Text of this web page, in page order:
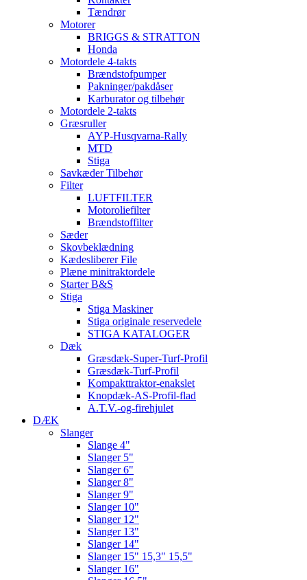
Tændrør
Motorer
BRIGGS & STRATTON
Honda
Motordele 4-takts
Brændstofpumper
Pakninger/pakdåser
Karburator og tilbehør
Motordele 2-takts
Græsruller
AYP-Husqvarna-Rally
MTD
Stiga
Savkæder Tilbehør
Filter
LUFTFILTER
Motoroliefilter
Brændstoffilter
Sæder
Skovbeklædning
Kædesliberer File
Plæne minitraktordele
Starter B&S
Stiga
Stiga Maskiner
Stiga originale reservedele
STIGA KATALOGER
Dæk
Græsdæk-Super-Turf-Profil
Græsdæk-Turf-Profil
Kompakttraktor-enakslet
Knopdæk-AS-Profil-flad
A.T.V.-og-firehjulet
DÆK
Slanger
Slange 4"
Slanger 5"
Slanger 6"
Slanger 8"
Slanger 9"
Slanger 10"
Slanger 12"
Slanger 13"
Slanger 14"
Slanger 15" 15,3" 15,5"
Slanger 16"